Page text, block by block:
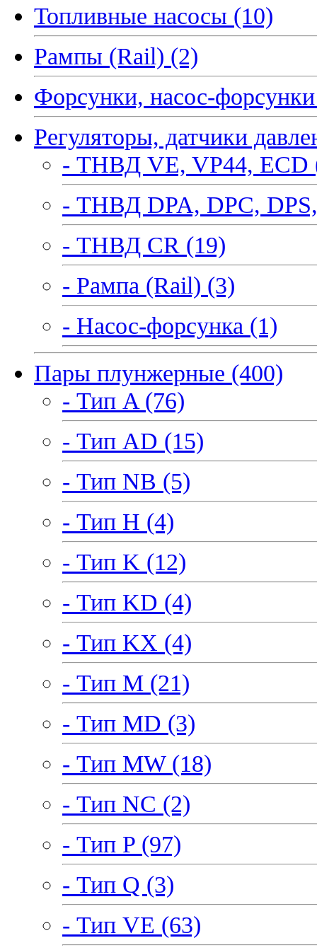
Топливные насосы (10)
Рампы (Rail) (2)
Форсунки, насос-
Регуляторы, датчики
- ТНВД VE, VP44, ECD
- ТНВД DPA, DPC,
- ТНВД CR (19)
- Рампа (Rail) (3)
- Насос-форсунка (1)
Пары плунжерные (400)
- Тип A (76)
- Тип AD (15)
- Тип NB (5)
- Тип H (4)
- Тип K (12)
- Тип KD (4)
- Тип KX (4)
- Тип M (21)
- Тип MD (3)
- Тип MW (18)
- Тип NC (2)
- Тип P (97)
- Тип Q (3)
- Тип VE (63)